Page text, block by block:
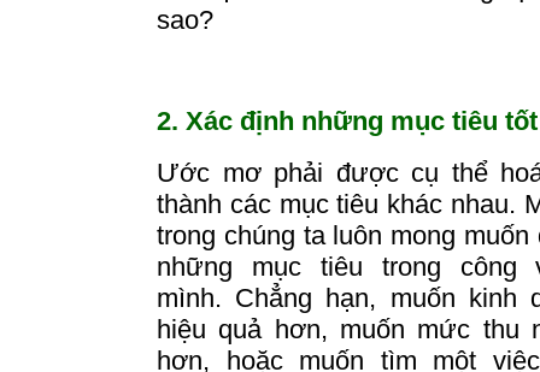
sao?
2. Xác định những mục tiêu
Ước mơ phải được cụ thể
thành các mục tiêu khác nhau.
trong chúng ta luôn mong
những mục tiêu trong công
mình. Chẳng hạn, muốn kinh
hiệu quả hơn, muốn mức thu
hơn, hoặc muốn tìm một